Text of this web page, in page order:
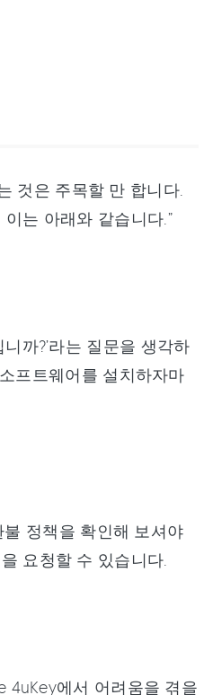
것은 주목할 만 합니다.
는 아래와 같습니다.”
까?’라는 질문을 생각하
프트웨어를 설치하자마
정책을 확인해 보셔야
요청할 수 있습니다.
4uKey에서 어려움을 겪을